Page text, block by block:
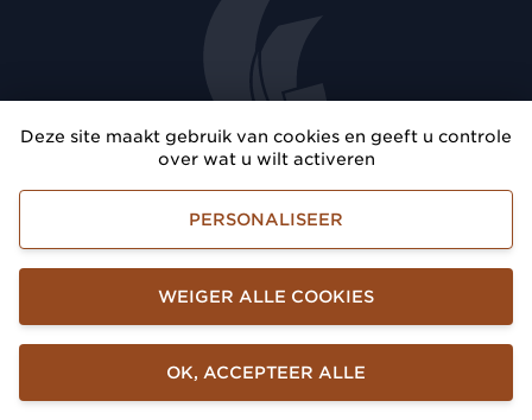
Deze site maakt gebruik van cookies en geeft u controle
over wat u wilt activeren
OK, ACCEPTEER ALLE
WEIGER ALLE COOKIES
PERSONALISEER
Laten we samen de Golf van Saint-
Tropez laten schitteren